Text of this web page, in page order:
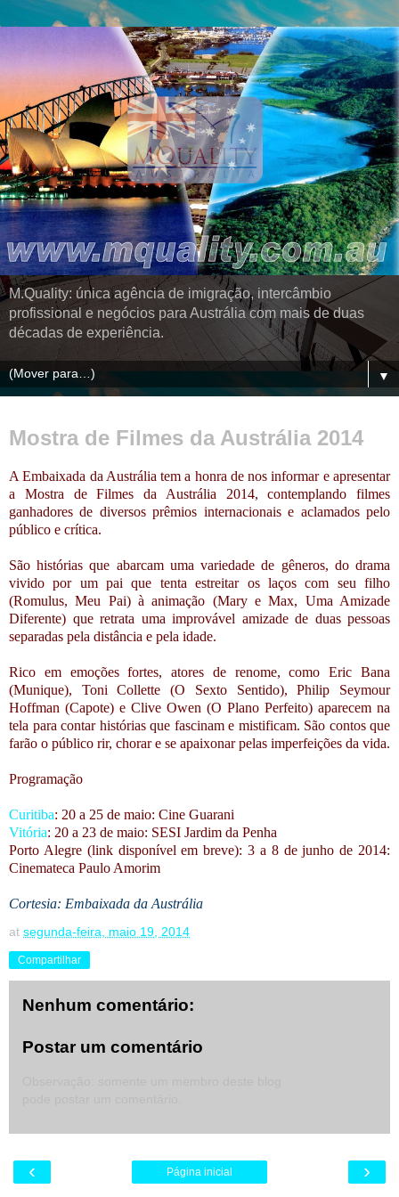
M.Quality: única agência de imigração, intercâmbio
profissional e negócios para Austrália com mais de duas
décadas de experiência.
▼
Mostra de Filmes da Austrália 2014
A Embaixada da Austrália tem a honra de nos informar e apresentar
a Mostra de Filmes da Austrália 2014, contemplando filmes
ganhadores de diversos prêmios internacionais e aclamados pelo
público e crítica.
São histórias que abarcam uma variedade de gêneros, do drama
vivido por um pai que tenta estreitar os laços com seu filho
(Romulus, Meu Pai) à animação (Mary e Max, Uma Amizade
Diferente) que retrata uma improvável amizade de duas pessoas
separadas pela distância e pela idade.
Rico em emoções fortes, atores de renome, como Eric Bana
(Munique), Toni Collette (O Sexto Sentido), Philip Seymour
Hoffman (Capote) e Clive Owen (O Plano Perfeito) aparecem na
tela para contar histórias que fascinam e mistificam. São contos que
farão o público rir, chorar e se apaixonar pelas imperfeições da vida.
Programação
Curitiba: 20 a 25 de maio: Cine Guarani
Vitória: 20 a 23 de maio: SESI Jardim da Penha
Porto Alegre (link disponível em breve): 3 a 8 de junho de 2014:
Cinemateca Paulo Amorim
Cortesia: Embaixada da Austrália
at segunda-feira, maio 19, 2014
Compartilhar
Nenhum comentário:
Postar um comentário
‹ ›
Página inicial